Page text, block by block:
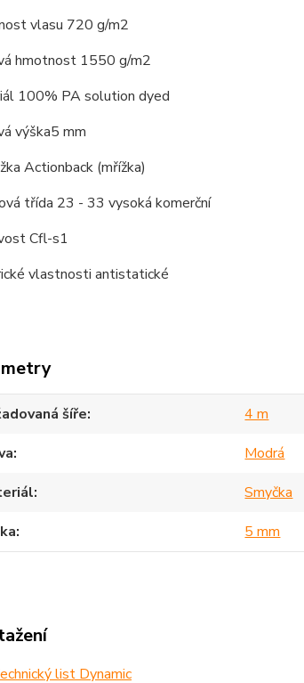
vlasu 720 g/m2
hmotnost 1550 g/m2
100% PA solution dyed
výška5 mm
Actionback (mřížka)
třída 23 - 33 vysoká komerční
Cfl-s1
vlastnosti antistatické
šíře
4 m
Modrá
Smyčka
5 mm
list Dynamic